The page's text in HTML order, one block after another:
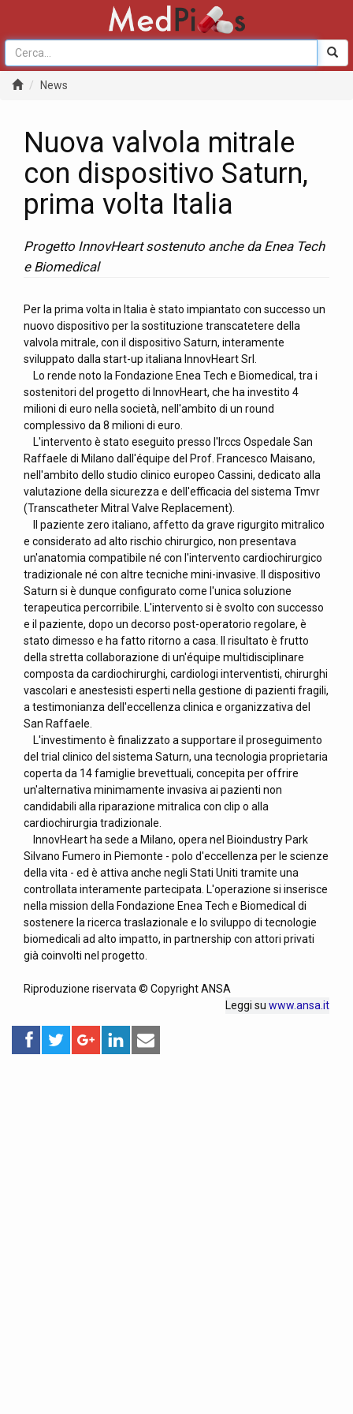
News
Nuova valvola mitrale
con dispositivo Saturn,
prima volta Italia
Progetto InnovHeart sostenuto anche da Enea Tech
e Biomedical
Per la prima volta in Italia è stato impiantato con successo un
nuovo dispositivo per la sostituzione transcatetere della
valvola mitrale, con il dispositivo Saturn, interamente
sviluppato dalla start-up italiana InnovHeart Srl.
Lo rende noto la Fondazione Enea Tech e Biomedical, tra i
sostenitori del progetto di InnovHeart, che ha investito 4
milioni di euro nella società, nell'ambito di un round
complessivo da 8 milioni di euro.
L'intervento è stato eseguito presso l'Irccs Ospedale San
Raffaele di Milano dall'équipe del Prof. Francesco Maisano,
nell'ambito dello studio clinico europeo Cassini, dedicato alla
valutazione della sicurezza e dell'efficacia del sistema Tmvr
(Transcatheter Mitral Valve Replacement).
Il paziente zero italiano, affetto da grave rigurgito mitralico
e considerato ad alto rischio chirurgico, non presentava
un'anatomia compatibile né con l'intervento cardiochirurgico
tradizionale né con altre tecniche mini-invasive. Il dispositivo
Saturn si è dunque configurato come l'unica soluzione
terapeutica percorribile. L'intervento si è svolto con successo
e il paziente, dopo un decorso post-operatorio regolare, è
stato dimesso e ha fatto ritorno a casa. Il risultato è frutto
della stretta collaborazione di un'équipe multidisciplinare
composta da cardiochirurghi, cardiologi interventisti, chirurghi
vascolari e anestesisti esperti nella gestione di pazienti fragili,
a testimonianza dell'eccellenza clinica e organizzativa del
San Raffaele.
L'investimento è finalizzato a supportare il proseguimento
del trial clinico del sistema Saturn, una tecnologia proprietaria
coperta da 14 famiglie brevettuali, concepita per offrire
un'alternativa minimamente invasiva ai pazienti non
candidabili alla riparazione mitralica con clip o alla
cardiochirurgia tradizionale.
InnovHeart ha sede a Milano, opera nel Bioindustry Park
Silvano Fumero in Piemonte - polo d'eccellenza per le scienze
della vita - ed è attiva anche negli Stati Uniti tramite una
controllata interamente partecipata. L'operazione si inserisce
nella mission della Fondazione Enea Tech e Biomedical di
sostenere la ricerca traslazionale e lo sviluppo di tecnologie
biomedicali ad alto impatto, in partnership con attori privati
già coinvolti nel progetto.
Riproduzione riservata © Copyright ANSA
Leggi su www.ansa.it